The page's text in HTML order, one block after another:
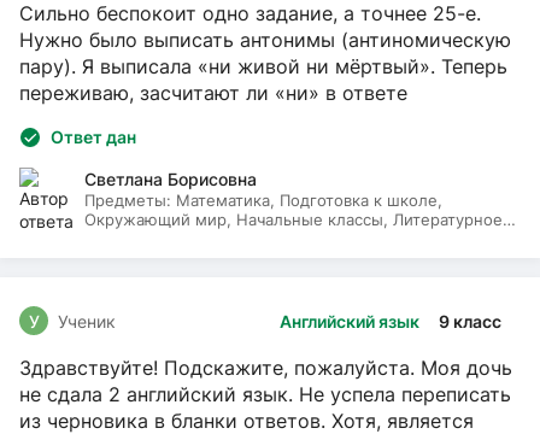
Сильно беспокоит одно задание, а точнее 25-е.
Нужно было выписать антонимы (антиномическую
пару). Я выписала «ни живой ни мёртвый». Теперь
переживаю, засчитают ли «ни» в ответе
Ответ дан
Светлана Борисовна
Предметы: Математика, Подготовка к школе,
Окружающий мир, Начальные классы, Литературное
Английский язык 9 класс
У Ученик
Здравствуйте! Подскажите, пожалуйста. Моя дочь
не сдала 2 английский язык. Не успела переписать
из черновика в бланки ответов. Хотя, является